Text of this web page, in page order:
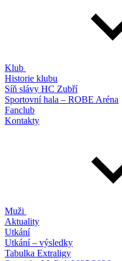
Klub
Historie klubu
Síň slávy HC Zubří
Sportovní hala – ROBE Aréna
Fanclub
Kontakty
Muži
Aktuality
Utkání
Utkání – výsledky
Tabulka Extraligy